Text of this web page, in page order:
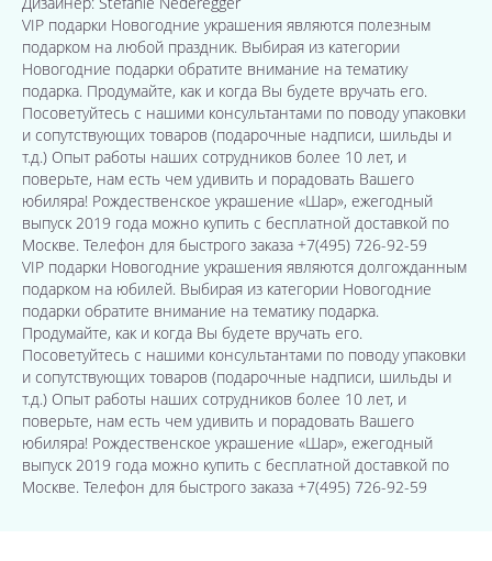
VIP подарки Новогодние украшения являются полезным
подарком на любой праздник. Выбирая из категории
Новогодние подарки обратите внимание на тематику
подарка. Продумайте, как и когда Вы будете вручать его.
Посоветуйтесь с нашими консультантами по поводу упаковки
и сопутствующих товаров (подарочные надписи, шильды и
т.д.) Опыт работы наших сотрудников более 10 лет, и
поверьте, нам есть чем удивить и порадовать Вашего
юбиляра! Рождественское украшение «Шар», ежегодный
выпуск 2019 года можно купить с бесплатной доставкой по
Москве. Телефон для быстрого заказа +7(495) 726-92-59
VIP подарки Новогодние украшения являются долгожданным
подарком на юбилей. Выбирая из категории Новогодние
подарки обратите внимание на тематику подарка.
Продумайте, как и когда Вы будете вручать его.
Посоветуйтесь с нашими консультантами по поводу упаковки
и сопутствующих товаров (подарочные надписи, шильды и
т.д.) Опыт работы наших сотрудников более 10 лет, и
поверьте, нам есть чем удивить и порадовать Вашего
юбиляра! Рождественское украшение «Шар», ежегодный
выпуск 2019 года можно купить с бесплатной доставкой по
Москве. Телефон для быстрого заказа +7(495) 726-92-59